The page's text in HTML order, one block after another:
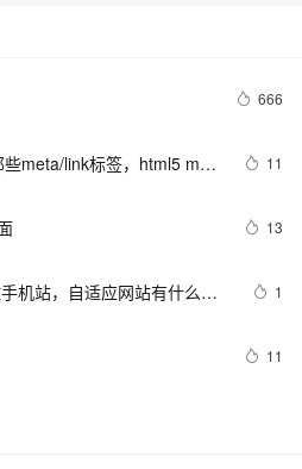
666
meta/link标签，html5 meta
11
13
机站，自适应网站有什么优
1
11
正则表达